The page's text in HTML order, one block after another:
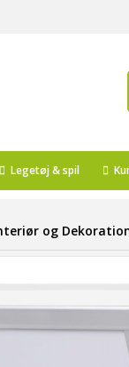
Legetøj & spil
og